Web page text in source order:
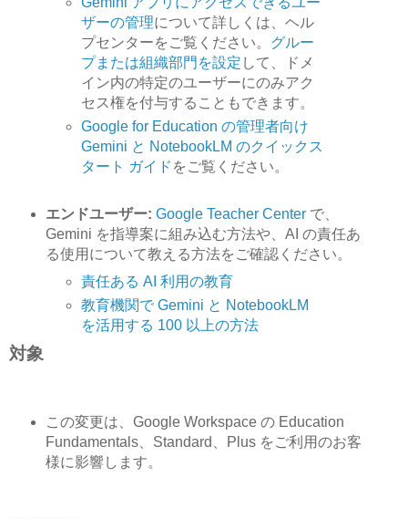
ザーの管理について詳しくは、ヘル
プセンターをご覧ください。 グルー
プまたは組織部門を設定 して、ドメ
イン内の特定のユーザーにのみアク
セス権を付与することもできます。
Google for Education の管理者向け
Gemini と NotebookLM のクイックス
タート ガイド をご覧ください。
エンドユーザー: Google Teacher Centerで、
Gemini を指導案に組み込む方法や、AI の責任あ
る使用について教える方法をご確認ください。
責任ある AI 利用の教育
教育機関で Gemini と NotebookLM
を活用する 100 以上の方法
対象
この変更は、Google Workspace の Education
Fundamentals、Standard、Plus をご利用のお客
様に影響します。